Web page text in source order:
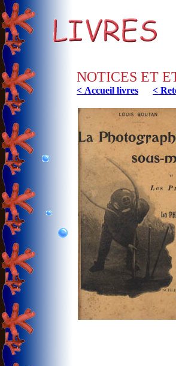
NOTICES ET
< Accueil livres <